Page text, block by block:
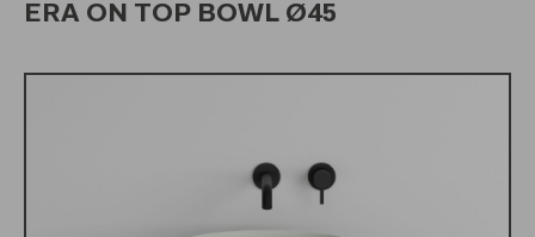
ERA ON TOP BOWL Ø45